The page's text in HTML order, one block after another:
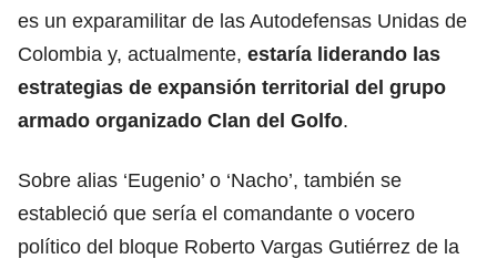
es un exparamilitar de las Autodefensas Unidas de
Colombia y, actualmente, estaría liderando las
estrategias de expansión territorial del grupo
armado organizado Clan del Golfo.
Sobre alias ‘Eugenio’ o ‘Nacho’, también se
estableció que sería el comandante o vocero
político del bloque Roberto Vargas Gutiérrez de la